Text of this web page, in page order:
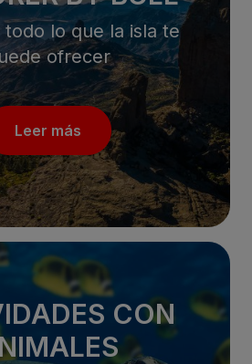
todo lo que la isla te
ofrecer
Leer más
CON